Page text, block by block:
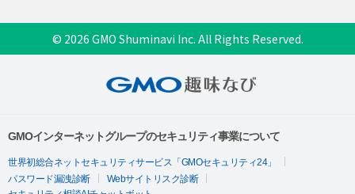
© 2026 GMO Shuminavi Inc. All Rights Reserved.